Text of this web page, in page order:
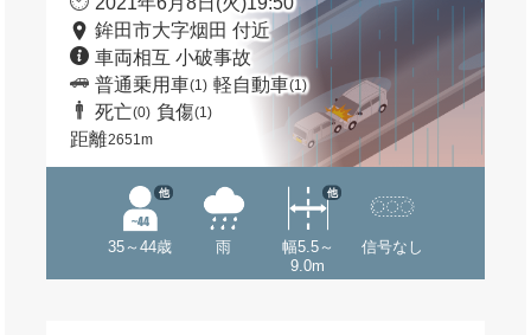
鉾田市大字烟田 付近
車両相互 小破事故
普通乗用車(1) 軽自動車(1)
死亡(0) 負傷(1)
距離2651m
35～44歳
他
雨
幅5.5～
9.0m
他
信号なし